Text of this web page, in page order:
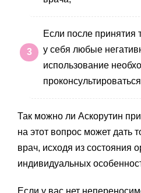
Если после принятия
у себя любые
использование
Так можно ли Аскорутин
на этот вопрос может дать
врач, исходя из состояния
индивидуальных
Если у вас нет